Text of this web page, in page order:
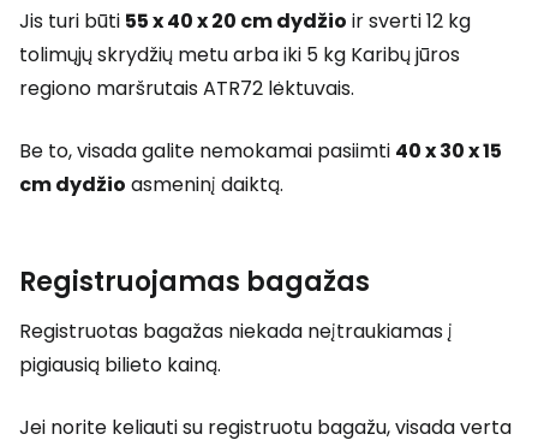
Jis turi būti 55 x 40 x 20 cm dydžio ir sverti 12 kg
tolimųjų skrydžių metu arba iki 5 kg Karibų jūros
regiono maršrutais ATR72 lėktuvais.
Be to, visada galite nemokamai pasiimti 40 x 30 x 15
cm dydžio asmeninį daiktą.
Registruojamas bagažas
Registruotas bagažas niekada neįtraukiamas į
pigiausią bilieto kainą.
Jei norite keliauti su registruotu bagažu, visada verta